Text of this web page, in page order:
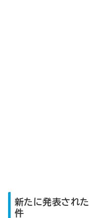
新たに発表され
件